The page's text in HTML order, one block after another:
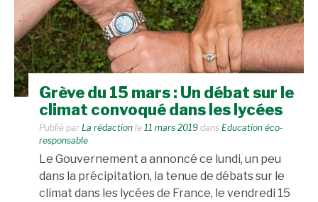
Grève du 15 mars : Un débat sur le
climat convoqué dans les lycées
Publié par La rédaction le 11 mars 2019 dans Education éco-
responsable
Le Gouvernement a annoncé ce lundi, un peu
dans la précipitation, la tenue de débats sur le
climat dans les lycées de France, le vendredi 15